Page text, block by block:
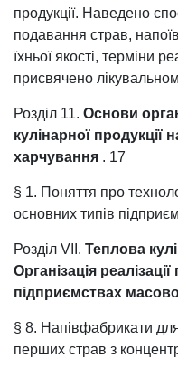
продукції. Наведено
подавання страв,
їхньої якості, терміни
присвячено
Розділ 11. Основи
кулінарної продукції
харчування . 17
§ 1. Поняття про
основних типів
Розділ VII. Теплова
Організація
підприємствах
§ 8. Напівфабрикати
перших страв з